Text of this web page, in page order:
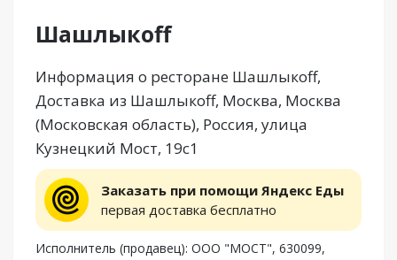
Шашлыкоff
Информация о ресторане Шашлыкоff,
Доставка из Шашлыкоff, Москва, Москва
(Московская область), Россия, улица
Кузнецкий Мост, 19с1
Заказать при помощи Яндекс Еды
первая доставка бесплатно
Исполнитель (продавец): ООО "МОСТ", 630099,